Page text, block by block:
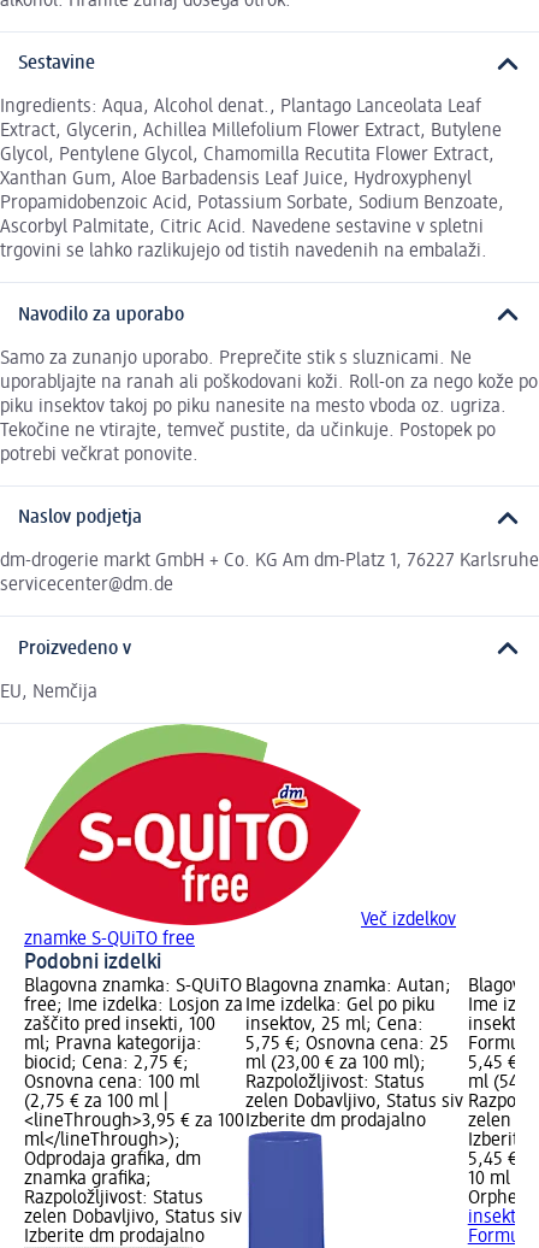
Sestavine
Ingredients: Aqua, Alcohol denat., Plantago Lanceolata Leaf
Extract, Glycerin, Achillea Millefolium Flower Extract, Butylene
Glycol, Pentylene Glycol, Chamomilla Recutita Flower Extract,
Xanthan Gum, Aloe Barbadensis Leaf Juice, Hydroxyphenyl
Propamidobenzoic Acid, Potassium Sorbate, Sodium Benzoate,
Ascorbyl Palmitate, Citric Acid. Navedene sestavine v spletni
trgovini se lahko razlikujejo od tistih navedenih na embalaži.
Navodilo za uporabo
Samo za zunanjo uporabo. Preprečite stik s sluznicami. Ne
uporabljajte na ranah ali poškodovani koži. Roll-on za nego kože po
piku insektov takoj po piku nanesite na mesto vboda oz. ugriza.
Tekočine ne vtirajte, temveč pustite, da učinkuje. Postopek po
potrebi večkrat ponovite.
Naslov podjetja
dm-drogerie markt GmbH + Co. KG Am dm-Platz 1, 76227 Karlsruhe
servicecenter@dm.de
Proizvedeno v
EU, Nemčija
Več izdelkov
znamke S-QUiTO free
Podobni izdelki
Blagovna znamka: S-QUiTO
free; Ime izdelka: Losjon za
zaščito pred insekti, 100
ml; Pravna kategorija:
biocid; Cena: 2,75 €;
Osnovna cena: 100 ml
(2,75 € za 100 ml |
<lineThrough>3,95 € za 100
ml</lineThrough>);
Odprodaja grafika, dm
znamka grafika;
Razpoložljivost: Status
zelen Dobavljivo, Status siv
Izberite dm prodajalno
Blagovna znamka: Autan;
Ime izdelka: Gel po piku
insektov, 25 ml; Cena:
5,75 €; Osnovna cena: 25
ml (23,00 € za 100 ml);
Razpoložljivost: Status
zelen Dobavljivo, Status siv
Izberite dm prodajalno
Ime
5,45 €;
ml
zelen
Izberite
5,45 €
10 ml
Orphea